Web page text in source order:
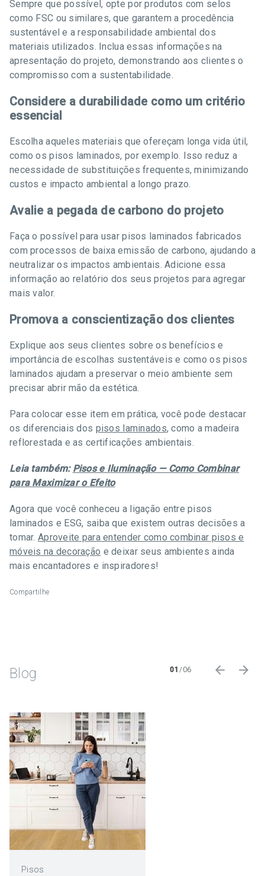
Sempre que possível, opte por produtos com selos
como FSC ou similares, que garantem a procedência
sustentável e a responsabilidade ambiental dos
materiais utilizados. Inclua essas informações na
apresentação do projeto, demonstrando aos clientes o
compromisso com a sustentabilidade.
Considere a durabilidade como um critério
essencial
Escolha aqueles materiais que ofereçam longa vida útil,
como os pisos laminados, por exemplo. Isso reduz a
necessidade de substituições frequentes, minimizando
custos e impacto ambiental a longo prazo.
Avalie a pegada de carbono do projeto
Faça o possível para usar pisos laminados fabricados
com processos de baixa emissão de carbono, ajudando a
neutralizar os impactos ambientais. Adicione essa
informação ao relatório dos seus projetos para agregar
mais valor.
Promova a conscientização dos clientes
Explique aos seus clientes sobre os benefícios e
importância de escolhas sustentáveis e como os pisos
laminados ajudam a preservar o meio ambiente sem
precisar abrir mão da estética.
Para colocar esse item em prática, você pode destacar
os diferenciais dos pisos laminados, como a madeira
reflorestada e as certificações ambientais.
Leia também: Pisos e Iluminação — Como Combinar
para Maximizar o Efeito
Agora que você conheceu a ligação entre pisos
laminados e ESG, saiba que existem outras decisões a
tomar. Aproveite para entender como combinar pisos e
móveis na decoração e deixar seus ambientes ainda
mais encantadores e inspiradores!
Compartilhe
Blog 01 /06
Pisos